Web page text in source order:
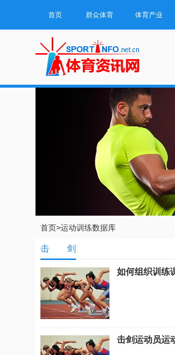
首页 群众体育 体育产业
首页>运动训练数据库
击 剑
如何组织训练
击剑运动员运